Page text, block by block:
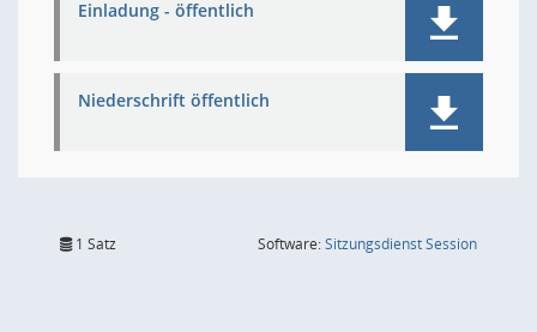
Einladung - öffentlich
Niederschrift öffentlich
1 Satz Software:SitzungsdienstSession(Wird in